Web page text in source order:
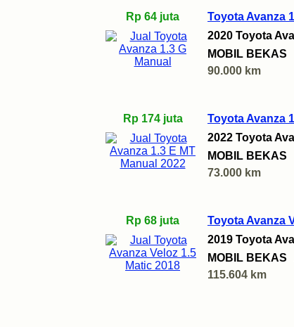
Rp 64 juta
Toyota Avanza
2020 Toyota
MOBIL BEKAS
90.000 km
Rp 174 juta
Toyota Avanza
2022 Toyota
MOBIL BEKAS
73.000 km
Rp 68 juta
Toyota Avanza
2019 Toyota
MOBIL BEKAS
115.604 km